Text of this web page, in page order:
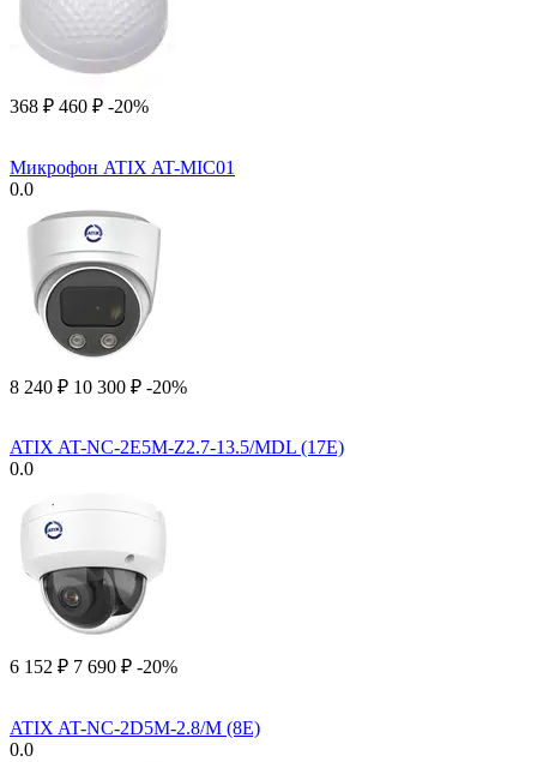
‍368‍ ₽ ‍460‍ ₽ -20%
Микрофон ATIX AT-MIC01
0.0
8 240 ₽ 10 300 ₽ -20%
ATIX AT-NC-2E5M-Z2.7-13.5/MDL (17E)
0.0
6 152 ₽ 7 690 ₽ -20%
ATIX AT-NC-2D5M-2.8/M (8E)
0.0